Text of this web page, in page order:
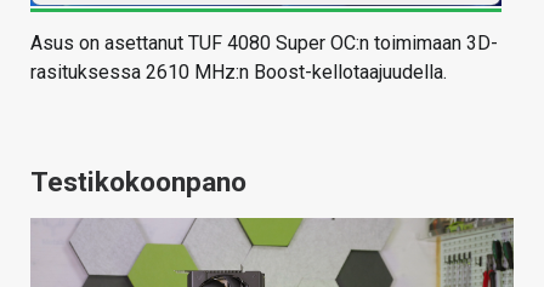
Asus on asettanut TUF 4080 Super OC:n toimimaan 3D-
rasituksessa 2610 MHz:n Boost-kellotaajuudella.
Testikokoonpano